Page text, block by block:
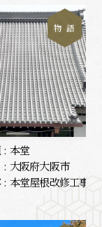
物 語
本堂
大阪府大阪市
本堂屋根改修工事